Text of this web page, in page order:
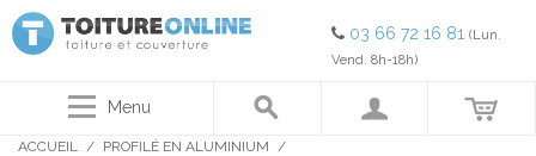
03 66 72 16 81 (Lun.
Vend. 8h-18h)
Menu
ACCUEIL / PROFILÉ EN ALUMINIUM /